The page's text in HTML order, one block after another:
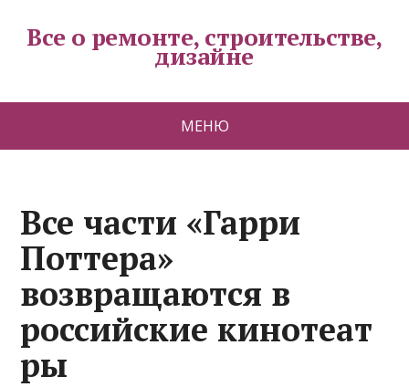
Все о ремонте, строительстве,
дизайне
МЕНЮ
Все части «Гарри
Поттера»
возвращаются в
российские кинотеат
ры